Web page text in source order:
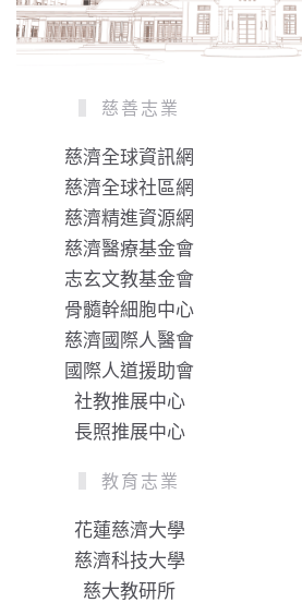
慈善志業
慈濟全球資訊網
慈濟全球社區網
慈濟精進資源網
慈濟醫療基金會
志玄文教基金會
骨髓幹細胞中心
慈濟國際人醫會
國際人道援助會
社教推展中心
長照推展中心
教育志業
花蓮慈濟大學
慈濟科技大學
慈大教研所